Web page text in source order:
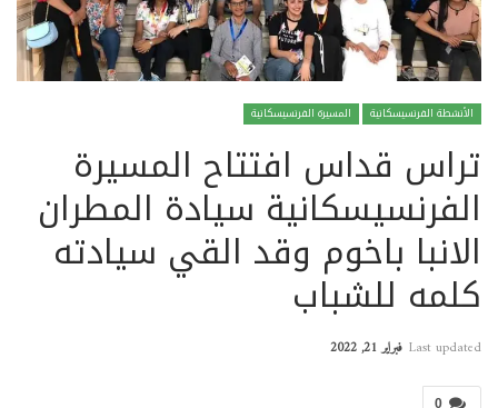
الأنشطة الفرنسيسكانية المسيرة الفرنسيسكانية
تراس قداس افتتاح المسيرة
الفرنسيسكانية سيادة المطران
الانبا باخوم وقد القي سيادته
كلمه للشباب
Last updated فبراير 21, 2022
0